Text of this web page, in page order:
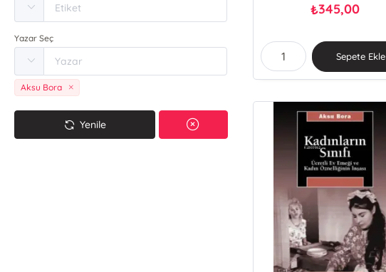
Yazar Seç
Aksu Bora
Yenile
₺345,00
Sepete Ekle